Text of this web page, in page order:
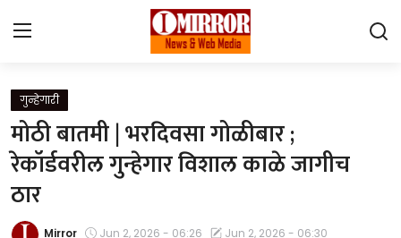
Login
Home
महाराष्ट्र
देश विदेश
गुन्हेगारी
मोठी बातमी | भरदिवसा गोळीबार ;
रेकॉर्डवरील गुन्हेगार विशाल काळे जागीच
ठार
Mirror Jun 2, 2026 - 06:26
Jun 2, 2026 - 06:30